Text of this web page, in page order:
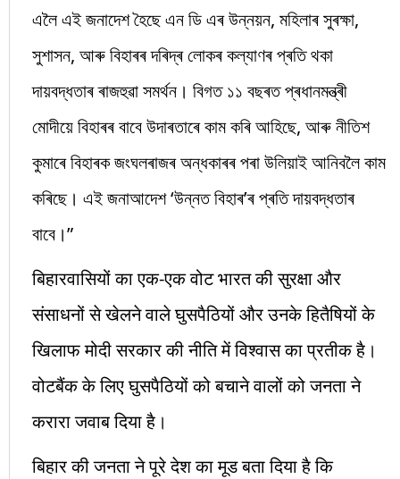
এলৈ এই জনাদেশ হৈছে এন ডি এৰ উন্নয়ন, মহিলাৰ সুৰক্ষা,
সুশাসন, আৰু বিহাৰৰ দৰিদ্ৰ লোকৰ কল্যাণৰ প্ৰতি থকা
দায়বদ্ধতাৰ ৰাজহুৱা সমৰ্থন। বিগত ১১ বছৰত প্ৰধানমন্ত্ৰী
মোদীয়ে বিহাৰৰ বাবে উদাৰতাৰে কাম কৰি আহিছে, আৰু নীতিশ
কুমাৰে বিহাৰক জংঘলৰাজৰ অন্ধকাৰৰ পৰা উলিয়াই আনিবলৈ কাম
কৰিছে। এই জনাআদেশ ‘উন্নত বিহাৰ’ৰ প্ৰতি দায়বদ্ধতাৰ
বাবে।”
बिहारवासियों का एक-एक वोट भारत की सुरक्षा और
संसाधनों से खेलने वाले घुसपैठियों और उनके हितैषियों के
खिलाफ मोदी सरकार की नीति में विश्वास का प्रतीक है।
वोटबैंक के लिए घुसपैठियों को बचाने वालों को जनता ने
करारा जवाब दिया है।
बिहार की जनता ने पूरे देश का मूड बता दिया है कि